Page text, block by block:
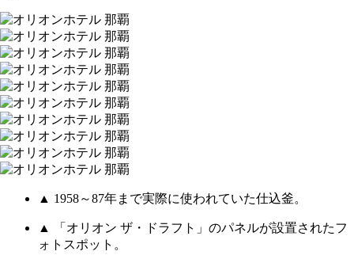
▲ 1958～87年まで実際に使われていた仕込釜。
▲ 「オリオン ザ・ドラフト」のパネルが設置されたフ
ォトスポット。